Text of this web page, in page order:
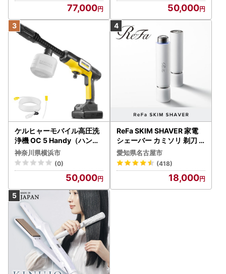
77,000 50,000
ケルヒャーモバイル高圧洗
浄機 OC 5 Handy（ハンデ
ィジェット） APV0006
神奈川県横浜市
(0)
50,000
ReFa SKIM SHAVER 家電
シェーバー カミソリ 剃刀
シェーバー
愛知県名古屋市
(418)
18,000